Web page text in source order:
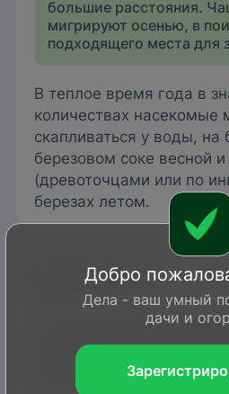
большие расстояния.
мигрируют осенью, в
подходящего места для
В теплое время года в
количествах насекомые
скапливаться у воды,
березовом соке весной
(древоточцами или по
березах летом.
Время лёта
Поскольку развивается
летом бабочки
диапаузу, наблюдать их
можно с перерывом.
Добро
Дела - ваш умный
дачи и